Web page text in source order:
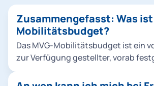
Zusammengefasst: Was ist
Mobilitätsbudget?
Das MVG-Mobilitätsbudget ist ein
zur Verfügung gestellter, vorab
Nutzung unterschiedlicher